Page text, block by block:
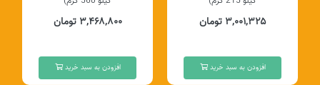
۳,۰۰۱,۳۲۵ تومان
افزودن به سبد خرید
۳,۴۶۸,۸۰۰ تومان
افزودن به سبد خرید